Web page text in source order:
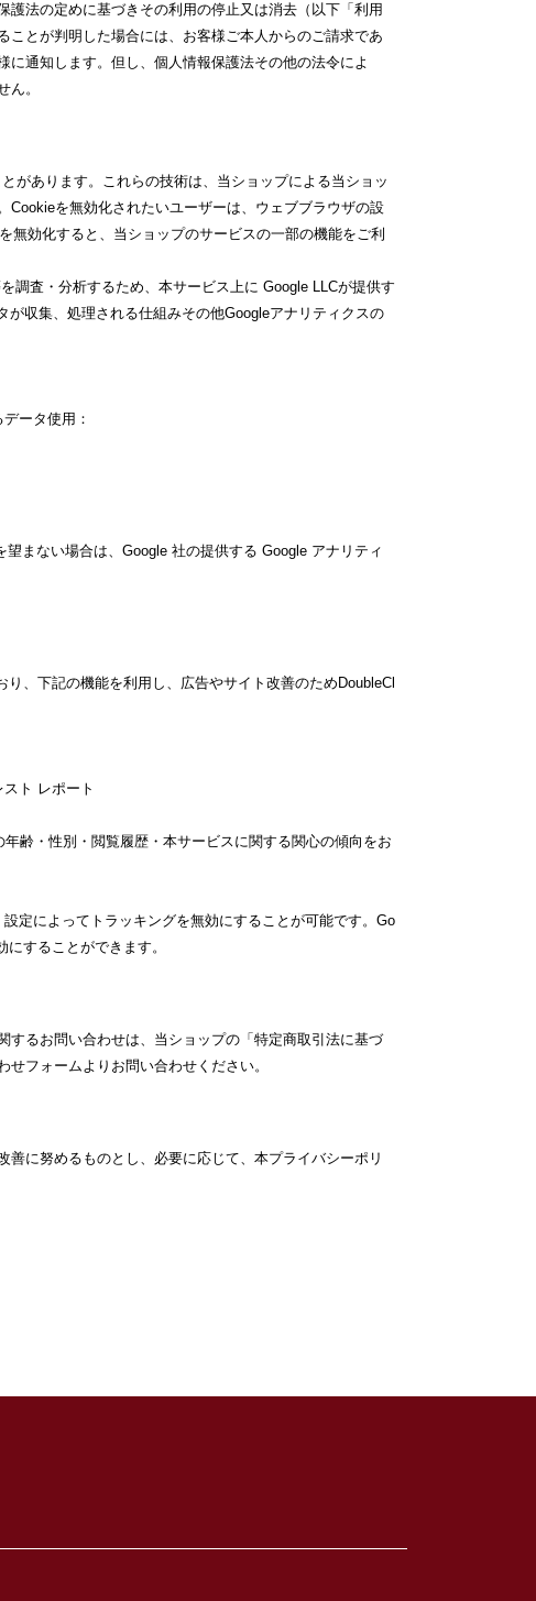
法の定めに基づきその利用の停止又は消去（以下「利用
とが判明した場合には、お客様ご本人からのご請求であ
通知します。但し、個人情報保護法その他の法令によ
ん。
があります。これらの技術は、当ショップによる当ショッ
を無効化されたいユーザーは、ウェブブラウザの設
無効化すると、当ショップのサービスの一部の機能をご利
調査・分析するため、本サービス上に Google LLCが提供す
収集、処理される仕組みその他Googleアナリティクスの
ータ使用：
まない場合は、Google 社の提供する Google アナリティ
、下記の機能を利用し、広告やサイト改善のためDoubleCl
ト レポート
齢・性別・閲覧履歴・本サービスに関する関心の傾向をお
定によってトラッキングを無効にすることが可能です。Go
することができます。
るお問い合わせは、当ショップの「特定商取引法に基づ
フォームよりお問い合わせください。
に努めるものとし、必要に応じて、本プライバシーポリ